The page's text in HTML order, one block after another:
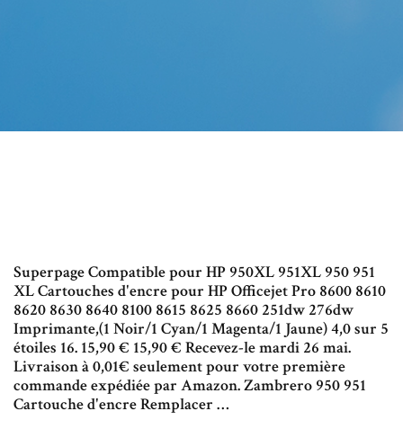
Superpage Compatible pour HP 950XL 951XL 950 951
XL Cartouches d'encre pour HP Officejet Pro 8600 8610
8620 8630 8640 8100 8615 8625 8660 251dw 276dw
Imprimante,(1 Noir/1 Cyan/1 Magenta/1 Jaune) 4,0 sur 5
étoiles 16. 15,90 € 15,90 € Recevez-le mardi 26 mai.
Livraison à 0,01€ seulement pour votre première
commande expédiée par Amazon. Zambrero 950 951
Cartouche d'encre Remplacer …